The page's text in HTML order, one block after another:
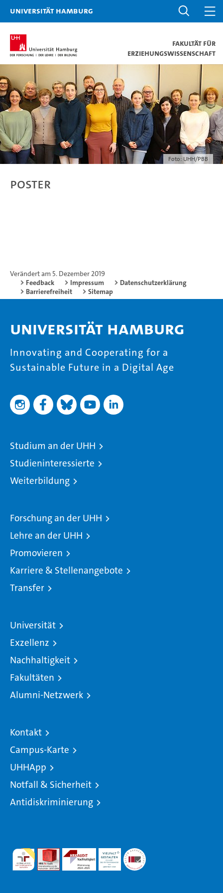
Universität Hamburg
Fakultät für
Erziehungswissenschaft
Foto: UHH/PBB
Poster
Verändert am 5. Dezember 2019
Feedback
Impressum
Datenschutzerklärung
Barrierefreiheit
Sitemap
Universität Hamburg
Innovating and Cooperating for a
Sustainable Future in a Digital Age
Studium an der UHH
Studieninteressierte
Weiterbildung
Forschung an der UHH
Lehre an der UHH
Promovieren
Karriere & Stellenangebote
Transfer
Universität
Exzellenz
Nachhaltigkeit
Fakultäten
Alumni-Netzwerk
Kontakt
Campus-Karte
UHHApp
Notfall & Sicherheit
Antidiskriminierung